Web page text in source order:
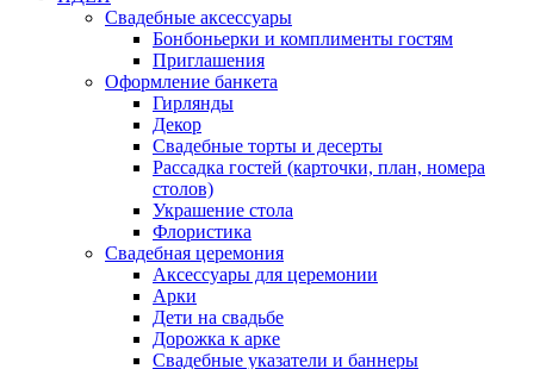
Свадебные аксессуары
Бонбоньерки и комплименты гостям
Приглашения
Оформление банкета
Гирлянды
Декор
Свадебные торты и десерты
Рассадка гостей (карточки, план, номера
столов)
Украшение стола
Флористика
Свадебная церемония
Аксессуары для церемонии
Арки
Дети на свадьбе
Дорожка к арке
Свадебные указатели и баннеры